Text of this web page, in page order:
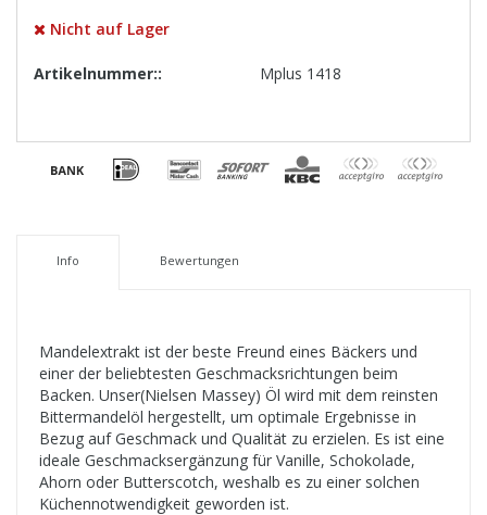
Nicht auf Lager
Artikelnummer:: Mplus 1418
Info Bewertungen
Mandelextrakt ist der beste Freund eines Bäckers und
einer der beliebtesten Geschmacksrichtungen beim
Backen. Unser(Nielsen Massey) Öl wird mit dem reinsten
Bittermandelöl hergestellt, um optimale Ergebnisse in
Bezug auf Geschmack und Qualität zu erzielen. Es ist eine
ideale Geschmacksergänzung für Vanille, Schokolade,
Ahorn oder Butterscotch, weshalb es zu einer solchen
Küchennotwendigkeit geworden ist.